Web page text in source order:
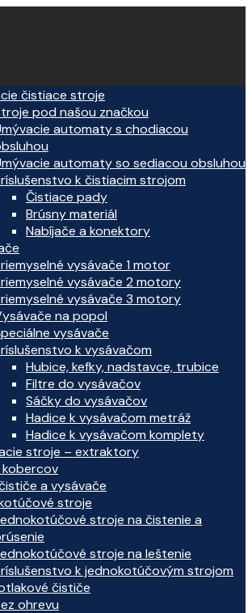
čistiace stroje
pod našou značkou
automaty s chodiacou
automaty so sediacou obsluhou
k čistiacim strojom
Čistiace pady
Brúsny materiál
Nabíjače a konektory
vysávače 1 motor
vysávače 2 motory
vysávače 3 motory
na popol
vysávače
k vysávačom
Hubice, kefky, nadstavce, trubice
Filtre do vysávačov
Sáčky do vysávačov
Hadice k vysávačom metráž
Hadice k vysávačom komplety
stroje – extraktory
kobercov
a vysávače
stroje
stroje na čistenie a
stroje na leštenie
k jednokotúčovým strojom
čističe
ohrevu